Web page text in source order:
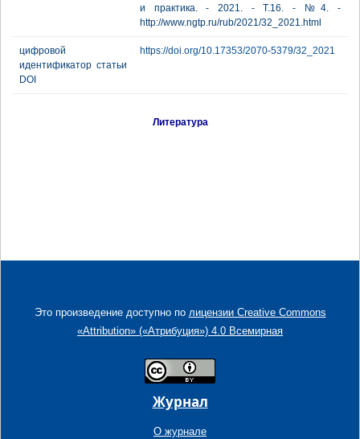
и практика. - 2021. - Т.16. - №4. -
http://www.ngtp.ru/rub/2021/32_2021.html
цифровой
идентификатор статьи
DOI
https://doi.org/10.17353/2070-5379/32_2021
Литература
Это произведение доступно по лицензии Creative Commons
«Attribution» («Атрибуция») 4.0 Всемирная
Журнал
О журнале